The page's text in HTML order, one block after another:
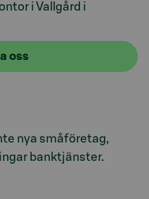
i Vallgård i
oss
nya småföretag,
banktjänster.